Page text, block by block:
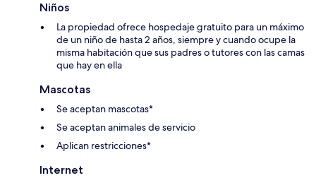
Niños
La propiedad ofrece hospedaje gratuito para un máximo
de un niño de hasta 2 años, siempre y cuando ocupe la
misma habitación que sus padres o tutores con las camas
que hay en ella
Mascotas
Se aceptan mascotas*
Se aceptan animales de servicio
Aplican restricciones*
Internet